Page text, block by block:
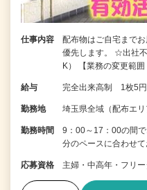
仕事内容
配布物はご自宅まで
優先します。 ☆出社
K） 【業務の変更範囲
給与 完全出来高制 1枚5
勤務地 埼玉県全域（配布エリ
勤務時間
9：00～17：00の間
分のペースに合わせ
応募資格 主婦・中高年・フリー